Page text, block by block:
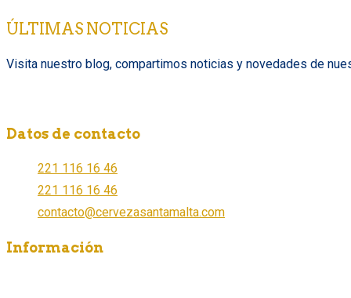
ÚLTIMAS NOTICIAS
Visita nuestro blog, compartimos noticias y novedades de
Datos de contacto
221 116 16 46
221 116 16 46
contacto@cervezasantamalta.com
Información